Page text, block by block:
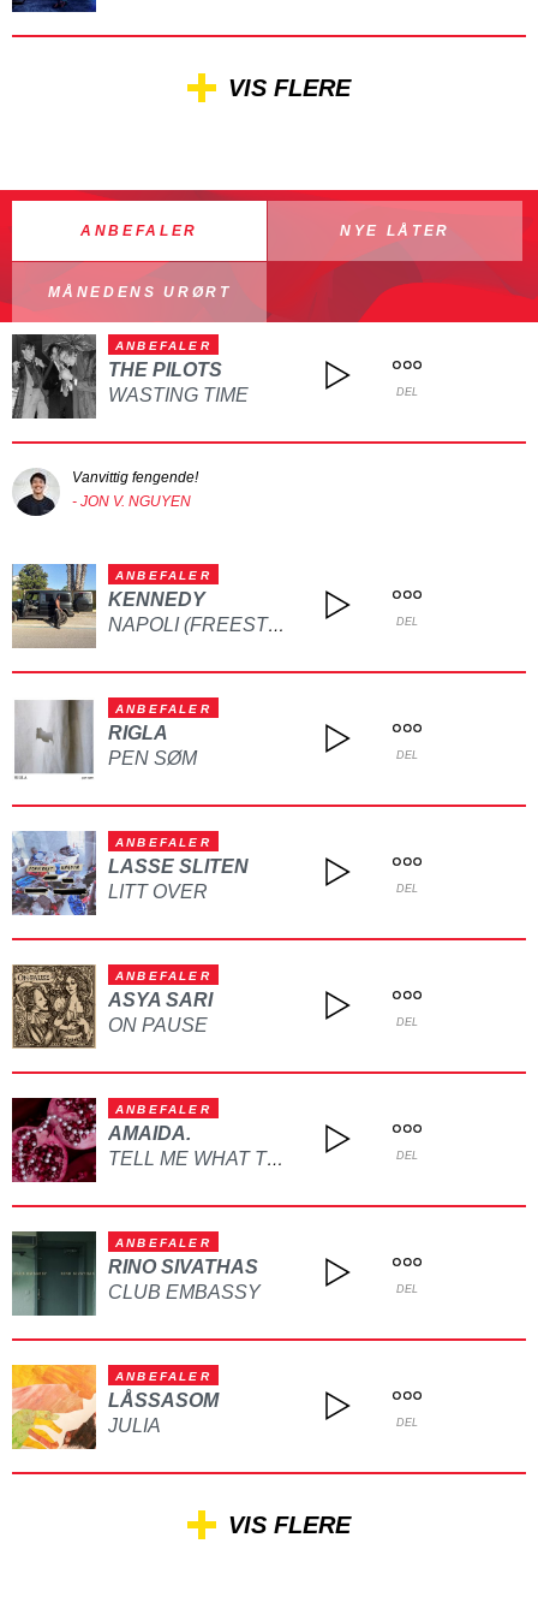
VIS FLERE
ANBEFALER NYE LÅTER
MÅNEDENS URØRT
ANBEFALER
THE PILOTS
WASTING TIME
DEL
Vanvittig fengende!
- JON V. NGUYEN
ANBEFALER
KENNEDY
NAPOLI (FREESTYLE) DEL
ANBEFALER
RIGLA
PEN SØM
DEL
ANBEFALER
LASSE SLITEN
LITT OVER
DEL
ANBEFALER
ASYA SARI
ON PAUSE
DEL
ANBEFALER
AMAIDA.
TELL ME WHAT TO DO DEL
ANBEFALER
RINO SIVATHAS
CLUB EMBASSY
DEL
ANBEFALER
LÅSSASOM
JULIA
DEL
VIS FLERE